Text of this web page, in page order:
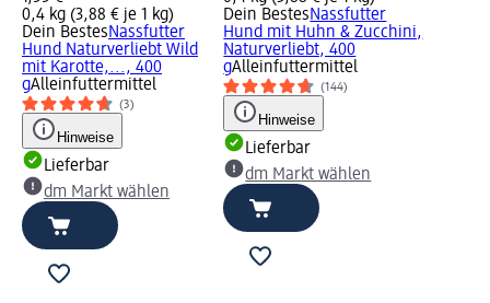
0,4 kg (3,88 € je 1 kg)
Dein BestesNassfutter
Hund Naturverliebt Wild
mit Karotte,..., 400
gAlleinfuttermittel
(3)
Hinweise
Lieferbar
dm Markt wählen
Dein BestesNassfutter
Hund mit Huhn & Zucchini,
Naturverliebt, 400
gAlleinfuttermittel
(144)
Hinweise
Lieferbar
dm Markt wählen